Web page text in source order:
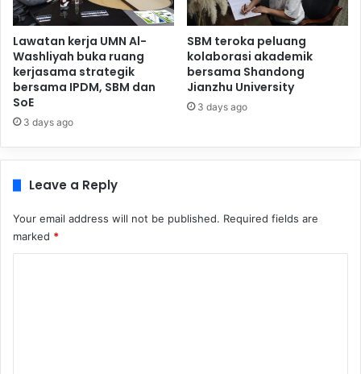
Lawatan kerja UMN Al-
Washliyah buka ruang
kerjasama strategik
bersama IPDM, SBM dan
SoE
3 days ago
SBM teroka peluang
kolaborasi akademik
bersama Shandong
Jianzhu University
3 days ago
Leave a Reply
Your email address will not be published. Required fields are
marked *